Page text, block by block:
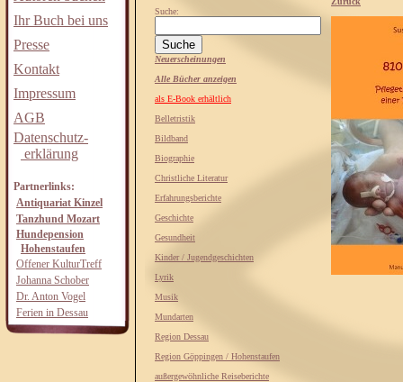
Ihr Buch bei uns
Presse
Kontakt
Impressum
AGB
Datenschutz-
erklärung
Partnerlinks:
Antiquariat Kinzel
Tanzhund Mozart
Hundepension
Hohenstaufen
Offener KulturTreff
Johanna Schober
Dr. Anton Vogel
Ferien in Dessau
Suche:
Neuerscheinungen
Alle Bücher anzeigen
als E-Book erhältlich
Belletristik
Bildband
Biographie
Christliche Literatur
Erfahrungsberichte
Geschichte
Gesundheit
Kinder / Jugendgeschichten
Lyrik
Musik
Mundarten
Region Dessau
Region Göppingen / Hohenstaufen
außergewöhnliche Reiseberichte